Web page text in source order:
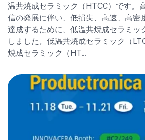
温共焼成セラミック（HTCC）です。
信の発展に伴い、低損失、高速、高密
達成するために、低温共焼成セラミッ
しました。低温共焼成セラミック（
焼成セラミック（HT…